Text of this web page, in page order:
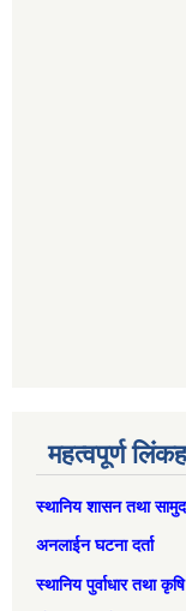
महत्वपूर्ण
स्थानिय शासन तथा
अनलाईन घटना दर्ता
स्थानिय पुर्वाधार तथा